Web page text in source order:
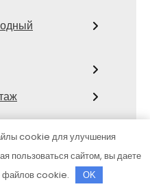
cookie для улучшения
пользоваться сайтом, вы даете
файлов cookie.
OK